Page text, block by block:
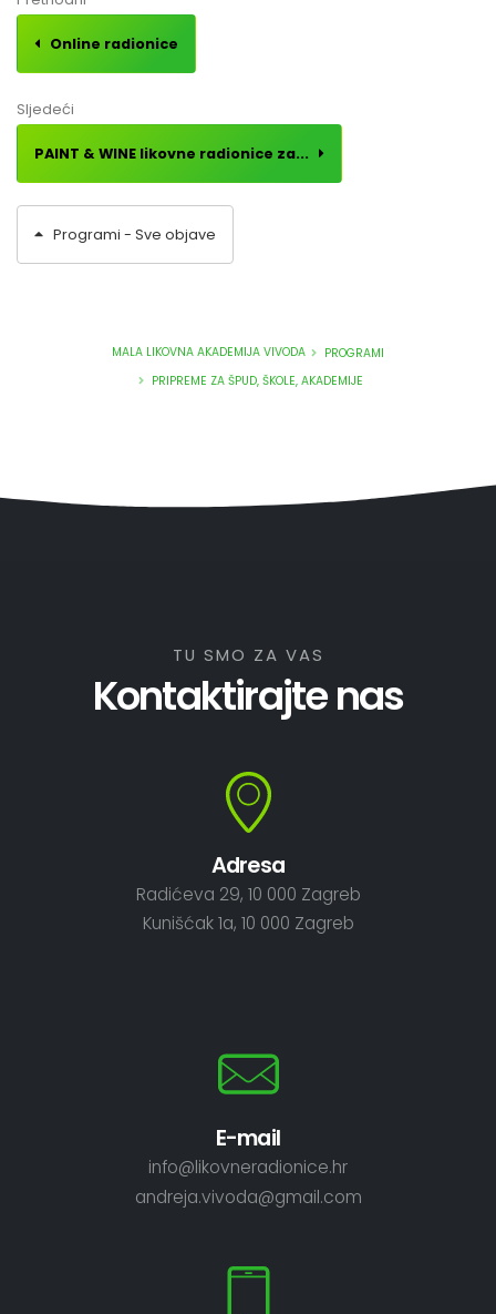
Online radionice
Sljedeći
PAINT & WINE likovne radionice za...
Programi - Sve objave
MALA LIKOVNA AKADEMIJA VIVODA
PROGRAMI
PRIPREME ZA ŠPUD, ŠKOLE, AKADEMIJE
TU SMO ZA VAS
Kontaktirajte nas
Adresa
Radićeva 29, 10 000 Zagreb
Kunišćak 1a, 10 000 Zagreb
E-mail
info@likovneradionice.hr
andreja.vivoda@gmail.com